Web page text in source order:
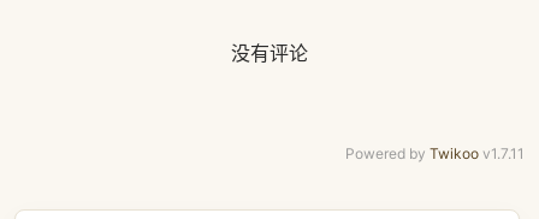
没有评论
Powered by Twikoo v1.7.11